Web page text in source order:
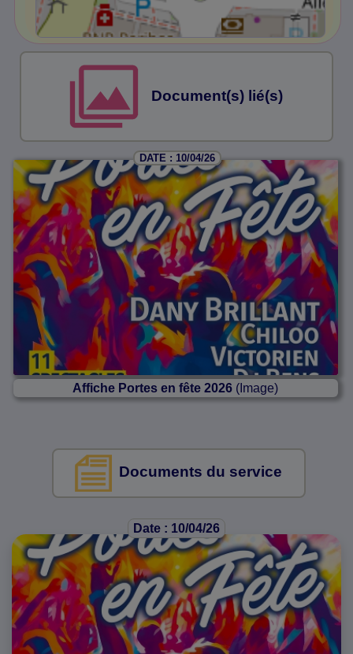
Document(s) lié(s)
DATE : 10/04/26
Affiche Portes en fête 2026 (Image)
Documents du service
Date : 10/04/26